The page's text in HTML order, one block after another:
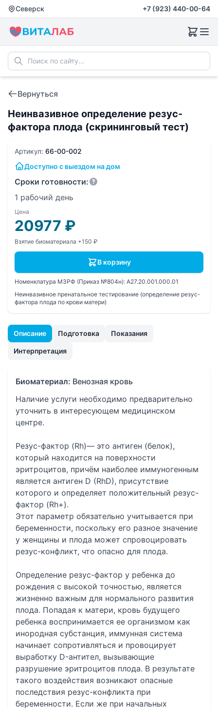
Северск +7 (923) 440-00-64
Вернуться
Неинвазивное определение резус-
фактора плода (скрининговый тест)
Описание Подготовка Показания
Интерпретация
Биоматериал: Венозная кровь
Наличие услуги необходимо предварительно
уточнить в интересующем медицинском
центре.
Резус-фактор (Rh)— это антиген (белок),
который находится на поверхности
эритроцитов, причём наиболее иммуногенным
является антиген D (RhD), присутствие
которого и определяет положительный резус-
фактор (Rh+).
Этот параметр обязательно учитывается при
беременности, поскольку его разное значение
у женщины и плода может спровоцировать
резус-конфликт, что опасно для плода.
Определение резус-фактор у ребенка до
рождения с высокой точностью, является
жизненно важным для нормального развития
плода. Попадая к матери, кровь будущего
ребенка воспринимается ее организмом как
инородная субстанция, иммунная система
начинает сопротивляться и провоцирует
выработку D-антител, вызывающие
разрушение эритроцитов плода. В результате
такого воздействия возникают опасные
последствия резус-конфликта при
беременности. Если же при начальных
Артикул: 66-00-002
Доступно с выездом на дом
Сроки готовности:
1 рабочий день
Цена
20977 ₽
Взятие биоматериала +150 ₽
В корзину
Номенклатура МЗРФ (Приказ №804н): A27.20.001.000.01
Неинвазивное пренатальное тестирование (определение резус-
фактора плода по крови матери)